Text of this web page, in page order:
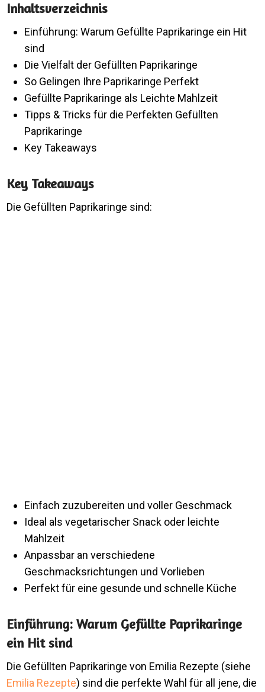
Inhaltsverzeichnis
Einführung: Warum Gefüllte Paprikaringe ein Hit
sind
Die Vielfalt der Gefüllten Paprikaringe
So Gelingen Ihre Paprikaringe Perfekt
Gefüllte Paprikaringe als Leichte Mahlzeit
Tipps & Tricks für die Perfekten Gefüllten
Paprikaringe
Key Takeaways
Key Takeaways
Die Gefüllten Paprikaringe sind:
Einfach zuzubereiten und voller Geschmack
Ideal als vegetarischer Snack oder leichte
Mahlzeit
Anpassbar an verschiedene
Geschmacksrichtungen und Vorlieben
Perfekt für eine gesunde und schnelle Küche
Einführung: Warum Gefüllte Paprikaringe
ein Hit sind
Die Gefüllten Paprikaringe von Emilia Rezepte (siehe
Emilia Rezepte) sind die perfekte Wahl für all jene, die